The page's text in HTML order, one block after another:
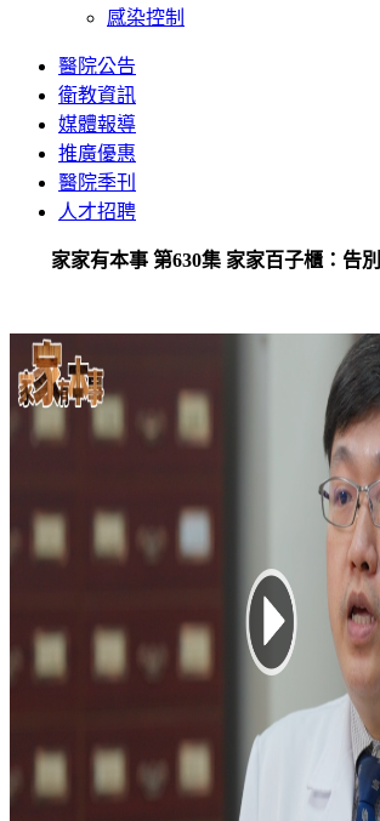
感染控制
醫院公告
衛教資訊
媒體報導
推廣優惠
醫院季刊
人才招聘
家家有本事 第630集 家家百子櫃：告